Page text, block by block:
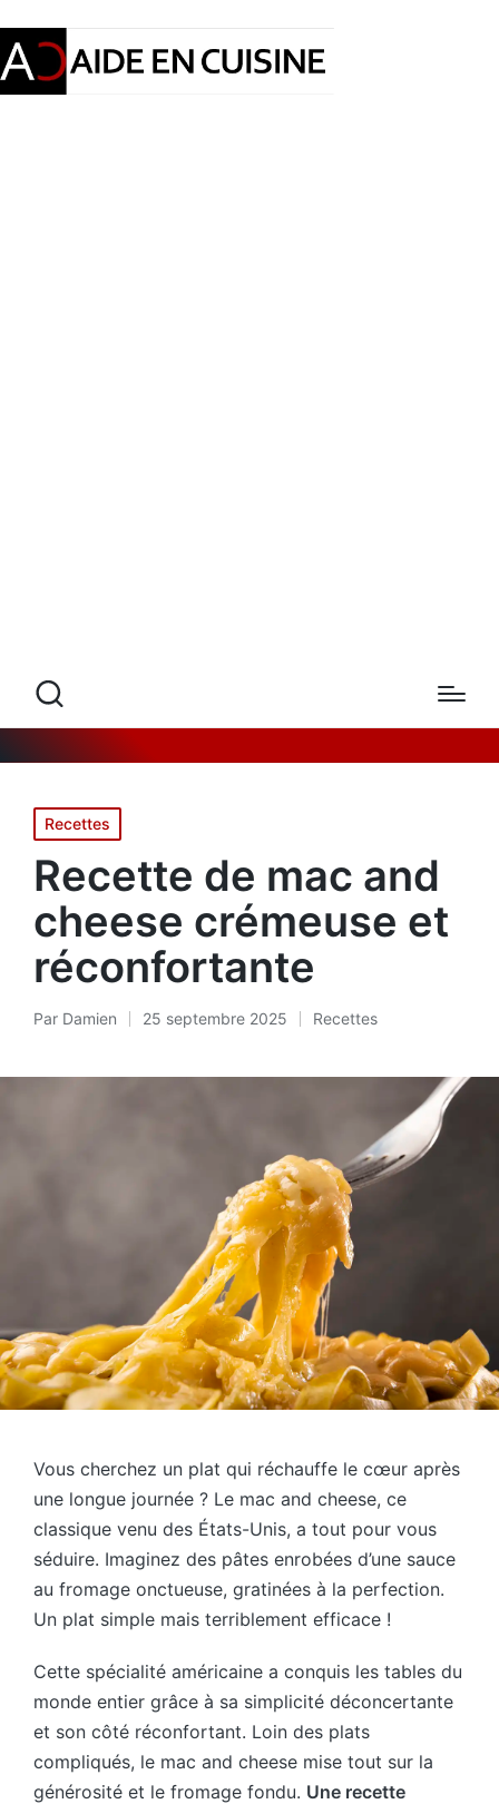
Posted
in
Recettes
Recette de mac and
cheese crémeuse et
réconfortante
Posté
Par Damien 25 septembre 2025
Posted
Recettes
Vous cherchez un plat qui réchauffe le cœur après
une longue journée ? Le mac and cheese, ce
classique venu des États-Unis, a tout pour vous
séduire. Imaginez des pâtes enrobées d’une sauce
au fromage onctueuse, gratinées à la perfection.
Un plat simple mais terriblement efficace !
Cette spécialité américaine a conquis les tables du
monde entier grâce à sa simplicité déconcertante
et son côté réconfortant. Loin des plats
compliqués, le mac and cheese mise tout sur la
générosité et le fromage fondu. Une recette